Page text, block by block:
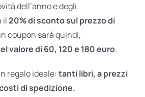
dell’anno e degli
il20% di sconto sul prezzo di
coupon sarà quindi,
valore di 60, 120 e 180 euro.
regalo ideale: tanti libri, a prezzi
di spedizione.